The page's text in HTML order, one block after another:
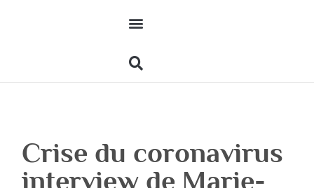
Crise du coronavirus
interview de Marie-